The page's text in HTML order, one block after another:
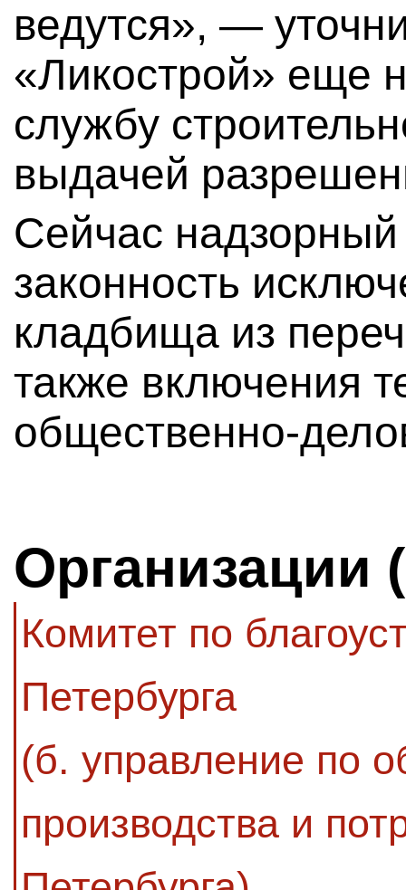
ведутся», —
«Ликострой» еще
службу
выдачей
Сейчас надзорный
законность
кладбища из
также включения
общественно-
Организации
Комитет по
Петербурга
(б. управление по
производства и